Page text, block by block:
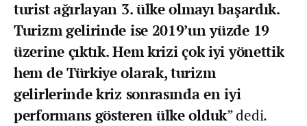
turist ağırlayan 3. ülke olmayı başardık.
Turizm gelirinde ise 2019’un yüzde 19
üzerine çıktık. Hem krizi çok iyi yönettik
hem de Türkiye olarak, turizm
gelirlerinde kriz sonrasında en iyi
performans gösteren ülke olduk” dedi.